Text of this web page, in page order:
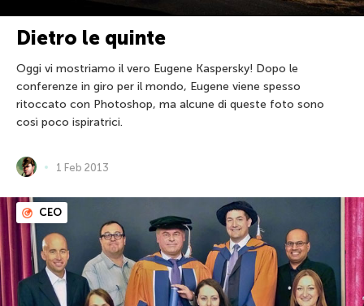
Dietro le quinte
Oggi vi mostriamo il vero Eugene Kaspersky! Dopo le
conferenze in giro per il mondo, Eugene viene spesso
ritoccato con Photoshop, ma alcune di queste foto sono
così poco ispiratrici.
1 Feb 2013
CEO